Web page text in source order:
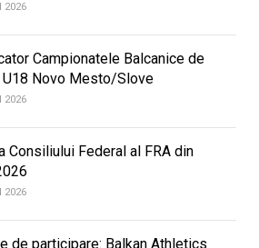
2026
Campionatele Balcanice de
Novo Mesto/Slove
2026
Consiliului Federal al FRA din
2026
de participare: Balkan Athletics